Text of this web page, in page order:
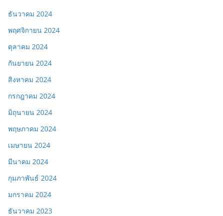
ธันวาคม 2024
พฤศจิกายน 2024
ตุลาคม 2024
กันยายน 2024
สิงหาคม 2024
กรกฎาคม 2024
มิถุนายน 2024
พฤษภาคม 2024
เมษายน 2024
มีนาคม 2024
กุมภาพันธ์ 2024
มกราคม 2024
ธันวาคม 2023